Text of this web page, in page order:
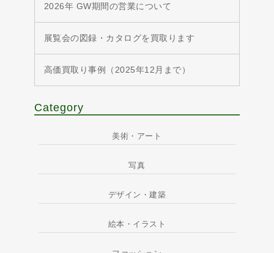
2026年 GW期間の営業について
展覧会の図録・カタログを買取ります
高価買取り事例（2025年12月まで）
Category
美術・アート
写真
デザイン・建築
絵本・イラスト